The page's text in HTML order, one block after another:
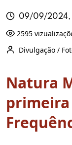
09/09/2024,
2595
Divulgação /
Natura
primeira